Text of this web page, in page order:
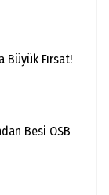
Büyük Fırsat!
Besi OSB